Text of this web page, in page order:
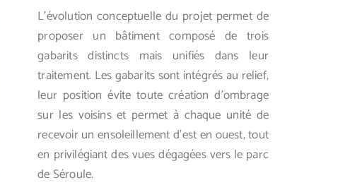
L’évolution conceptuelle du projet permet de
proposer un bâtiment composé de trois
gabarits distincts mais unifiés dans leur
traitement. Les gabarits sont intégrés au relief,
leur position évite toute création d’ombrage
sur les voisins et permet à chaque unité de
recevoir un ensoleillement d’est en ouest, tout
en privilégiant des vues dégagées vers le parc
de Séroule.